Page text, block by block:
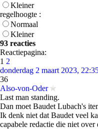
Kleiner
regelhoogte :
Normaal
Kleiner
93 reacties
Reactiepagina:
1 2
donderdag 2 maart 2023,
36
Also-von-Oder
Last man standing.
Dan moet Baudet Lubach's
Ik denk niet dat Baudet veel
capabele redactie die niet over